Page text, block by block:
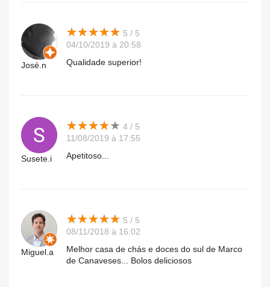
José.n
★★★★★
★★★★★ 5 / 5
04/10/2019 à 20:58
Qualidade superior!
Susete.i
★★★★★
★★★★★ 4 / 5
11/08/2019 à 17:55
Apetitoso...
Miguel.a
★★★★★
★★★★★ 5 / 5
08/11/2018 à 16:02
Melhor casa de chás e doces do sul de Marco
de Canaveses... Bolos deliciosos